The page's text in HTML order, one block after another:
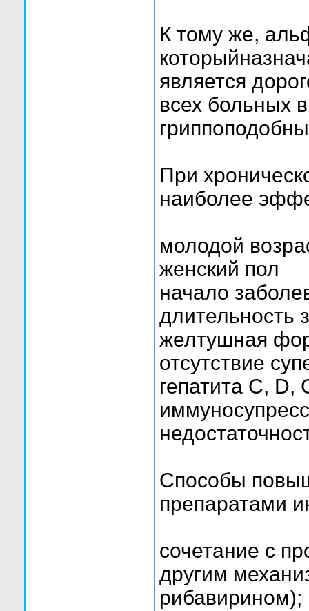
К тому же,
является
всех больных
При
наиболее
молодой
женский пол
начало
длительность
желтушная
отсутствие
гепатита C,
Способы
препаратами
сочетание с
другим
рибавирином);